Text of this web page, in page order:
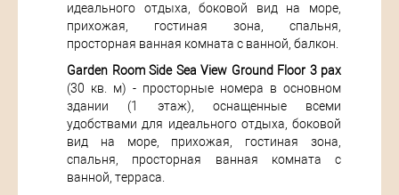
идеального отдыха, боковой вид на море,
прихожая, гостиная зона, спальня,
просторная ванная комната с ванной, балкон.
Garden Room Side Sea View Ground Floor 3 pax
(30 кв. м) - просторные номера в основном
здании (1 этаж), оснащенные всеми
удобствами для идеального отдыха, боковой
вид на море, прихожая, гостиная зона,
спальня, просторная ванная комната с
ванной, терраса.